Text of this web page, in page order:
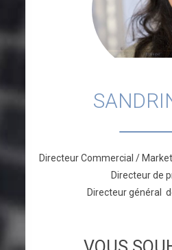
Directeur Commercial /
Directeur de
Directeur général